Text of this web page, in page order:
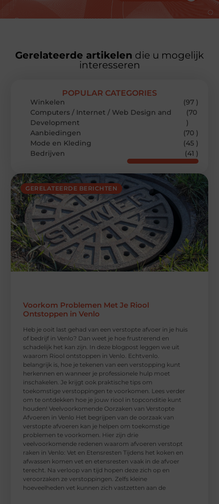
Gerelateerde artikelen die u mogelijk
interesseren
GERELATEERDE BERICHTEN
Voorkom Problemen Met Je Riool
Ontstoppen in Venlo
Heb je ooit last gehad van een verstopte afvoer in je huis
of bedrijf in Venlo? Dan weet je hoe frustrerend en
schadelijk het kan zijn. In deze blogpost leggen we uit
waarom Riool ontstoppen in Venlo. Echtvenlo.
belangrijk is, hoe je tekenen van een verstopping kunt
herkennen en wanneer je professionele hulp moet
inschakelen. Je krijgt ook praktische tips om
toekomstige verstoppingen te voorkomen. Lees verder
om te ontdekken hoe je jouw riool in topconditie kunt
houden! Veelvoorkomende Oorzaken van Verstopte
Afvoeren in Venlo Het begrijpen van de oorzaak van
verstopte afvoeren kan je helpen om toekomstige
problemen te voorkomen. Hier zijn drie
veelvoorkomende redenen waarom afvoeren verstopt
raken in Venlo: Vet en Etensresten Tijdens het koken en
afwassen komen vet en etensresten vaak in de afvoer
terecht. Na verloop van tijd hopen deze zich op en
veroorzaken ze verstoppingen. Zelfs kleine
hoeveelheden vet kunnen zich vastzetten aan de
POPULAR CATEGORIES
Winkelen
(97 )
Computers / Internet / Web Design and
Development
(70
)
Aanbiedingen
(70 )
Mode en Kleding
(45 )
Bedrijven
(41 )